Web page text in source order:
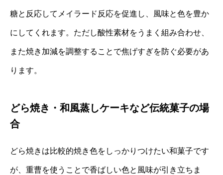
糖と反応してメイラード反応を促進し、風味と色を豊か
にしてくれます。ただし酸性素材をうまく組み合わせ、
また焼き加減を調整することで焦げすぎを防ぐ必要があ
ります。
どら焼き・和風蒸しケーキなど伝統菓子の場
合
どら焼きは比較的焼き色をしっかりつけたい和菓子です
が、重曹を使うことで香ばしい色と風味が引き立ちま